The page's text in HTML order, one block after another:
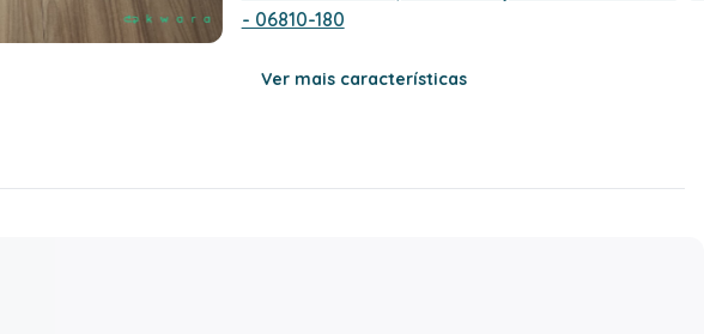
- 06810-180
Ver mais características